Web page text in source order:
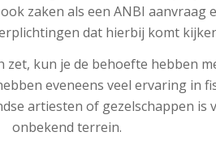
zaken als een ANBI aanvraag
dat hierbij komt
zet, kun je de behoefte hebben
eveneens veel ervaring in
artiesten of gezelschappen is
onbekend terrein.